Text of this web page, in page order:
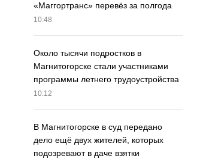
«Маггортранс» перевёз за полгода
10:48
Около тысячи подростков в
Магнитогорске стали участниками
программы летнего трудоустройства
10:12
В Магнитогорске в суд передано
дело ещё двух жителей, которых
подозревают в даче взятки